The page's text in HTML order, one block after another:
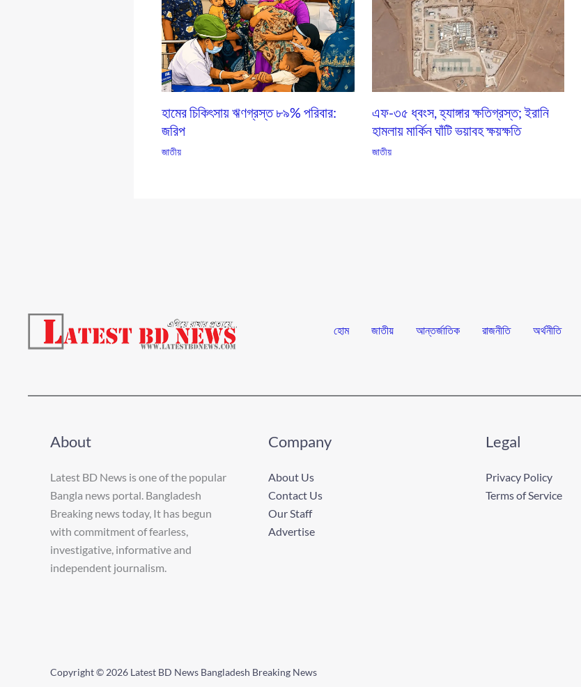
হামের চিকিৎসায় ঋণগ্রস্ত ৮৯% পরিবার:
জরিপ
জাতীয়
এফ-৩৫ ধ্বংস, হ্যাঙ্গার ক্ষতিগ্রস্ত; ইরানি
হামলায় মার্কিন ঘাঁটি ভয়াবহ ক্ষয়ক্ষতি
জাতীয়
হোম জাতীয় আন্তর্জাতিক রাজনীতি অর্থনীতি
About
Latest BD News is one of the popular
Bangla news portal. Bangladesh
Breaking news today, It has begun
with commitment of fearless,
investigative, informative and
independent journalism.
Company
About Us
Contact Us
Our Staff
Advertise
Legal
Privacy Policy
Terms of Service
Copyright © 2026 Latest BD News Bangladesh Breaking News